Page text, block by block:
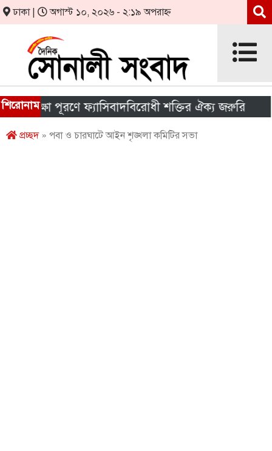
ঢাকা | অগাস্ট ১০, ২০২৬ - ২:১৯ অপরাহ্ন
শিরোনামপূরণে ফ্যাসিবাদবিরোধী শক্তির ঐক্য জরুরি
প্রচ্ছদ» পবা ও চারঘাটে আইন শৃঙ্খলা কমিটির সভা